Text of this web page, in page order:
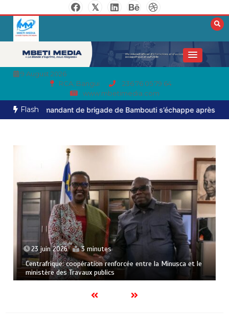
9 August 2026
RCA, Bangui
236 76 05 79 64
www.mbetimedia.com
Flashde brigade de Bambouti s’échappe après près de huit
23 juin 2026 3 minutes
Centrafrique: coopération renforcée entre la Minusca et le
ministère des Travaux publics